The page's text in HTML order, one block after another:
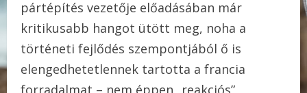
pártépítés vezetője előadásában már
kritikusabb hangot ütött meg, noha a
történeti fejlődés szempontjából ő is
elengedhetetlennek tartotta a francia